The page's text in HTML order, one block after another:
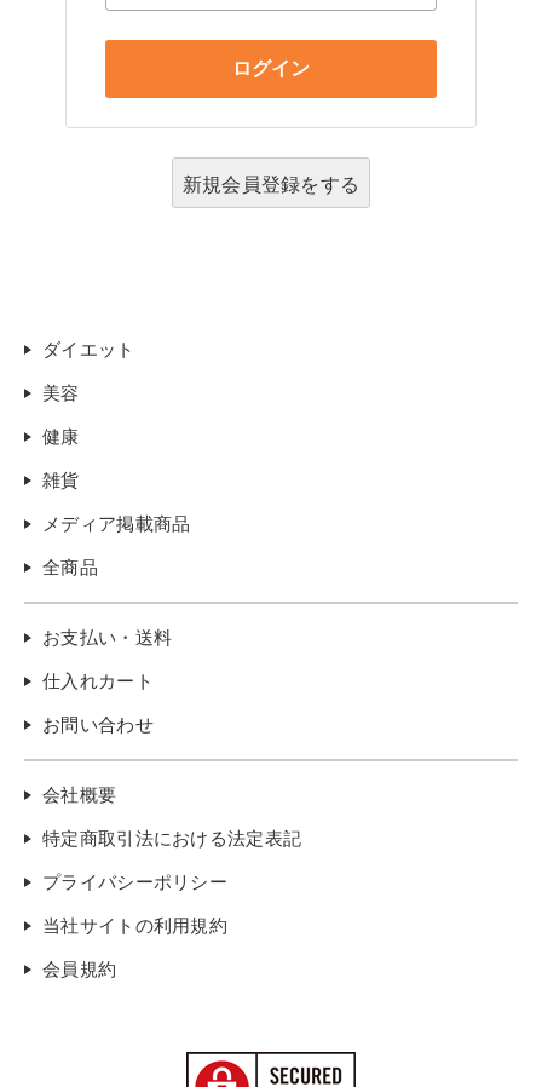
新規会員登録をする
ダイエット
美容
健康
雑貨
メディア掲載商品
全商品
お支払い・送料
仕入れカート
お問い合わせ
会社概要
特定商取引法における法定表記
プライバシーポリシー
当社サイトの利用規約
会員規約